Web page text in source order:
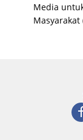
Media
Masyarakat